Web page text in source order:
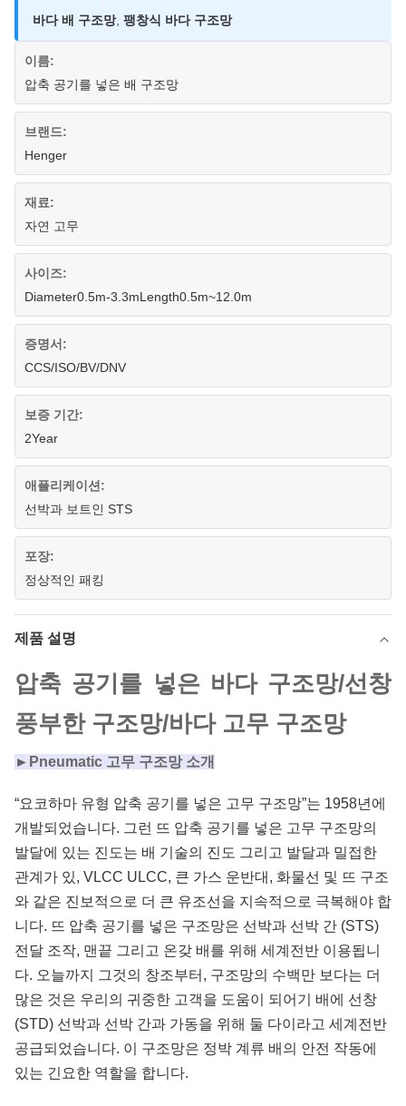
바다 배 구조망, 팽창식 바다 구조망
이름:
압축 공기를 넣은 배 구조망
브랜드:
Henger
재료:
자연 고무
사이즈:
Diameter0.5m-3.3mLength0.5m~12.0m
증명서:
CCS/ISO/BV/DNV
보증 기간:
2Year
애플리케이션:
선박과 보트인 STS
포장:
정상적인 패킹
제품 설명
압축 공기를 넣은 바다 구조망/선창
풍부한 구조망/바다 고무 구조망
►Pneumatic 고무 구조망 소개
“요코하마 유형 압축 공기를 넣은 고무 구조망”는 1958년에
개발되었습니다. 그런 뜨 압축 공기를 넣은 고무 구조망의
발달에 있는 진도는 배 기술의 진도 그리고 발달과 밀접한
관계가 있, VLCC ULCC, 큰 가스 운반대, 화물선 및 뜨 구조
와 같은 진보적으로 더 큰 유조선을 지속적으로 극복해야 합
니다. 뜨 압축 공기를 넣은 구조망은 선박과 선박 간 (STS)
전달 조작, 맨끝 그리고 온갖 배를 위해 세계전반 이용됩니
다. 오늘까지 그것의 창조부터, 구조망의 수백만 보다는 더
많은 것은 우리의 귀중한 고객을 도움이 되어기 배에 선창
(STD) 선박과 선박 간과 가동을 위해 둘 다이라고 세계전반
공급되었습니다. 이 구조망은 정박 계류 배의 안전 작동에
있는 긴요한 역할을 합니다.